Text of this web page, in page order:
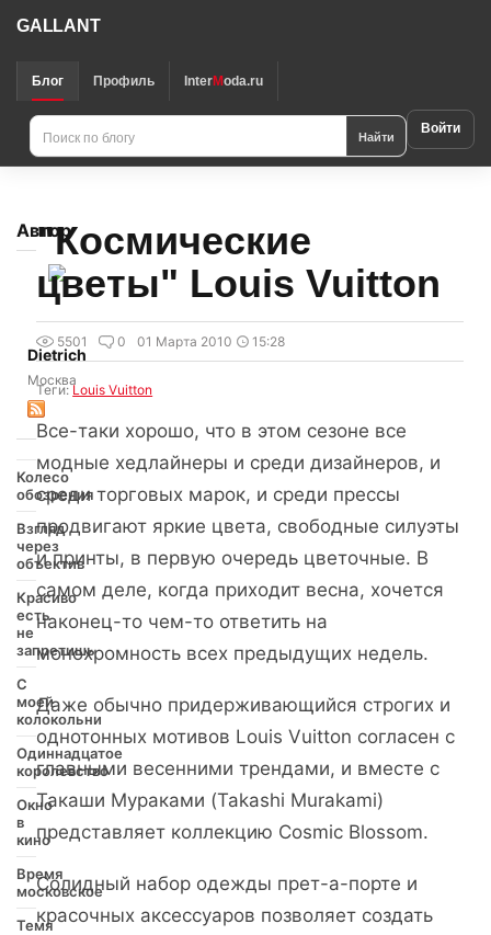
GALLANT
Блог Профиль InterModa.ru
Найти Войти
Автор
Dietrich
Москва
Колесо
обозрения
Взгляд
через
объектив
Красиво
есть
не
запретишь
С
моей
колокольни
Одиннадцатое
королевство
Окно
в
кино
Время
московское
Темя
"Космические
цветы" Louis Vuitton
5501 0 01 Марта 2010 15:28
Теги:Louis Vuitton
Все-таки хорошо, что в этом сезоне все
модные хедлайнеры и среди дизайнеров, и
среди торговых марок, и среди прессы
продвигают яркие цвета, свободные силуэты
и принты, в первую очередь цветочные. В
самом деле, когда приходит весна, хочется
наконец-то чем-то ответить на
монохромность всех предыдущих недель.
Даже обычно придерживающийся строгих и
однотонных мотивов Louis Vuitton согласен с
главными весенними трендами, и вместе с
Такаши Мураками (Takashi Murakami)
представляет коллекцию Cosmic Blossom.
Солидный набор одежды прет-а-порте и
красочных аксессуаров позволяет создать